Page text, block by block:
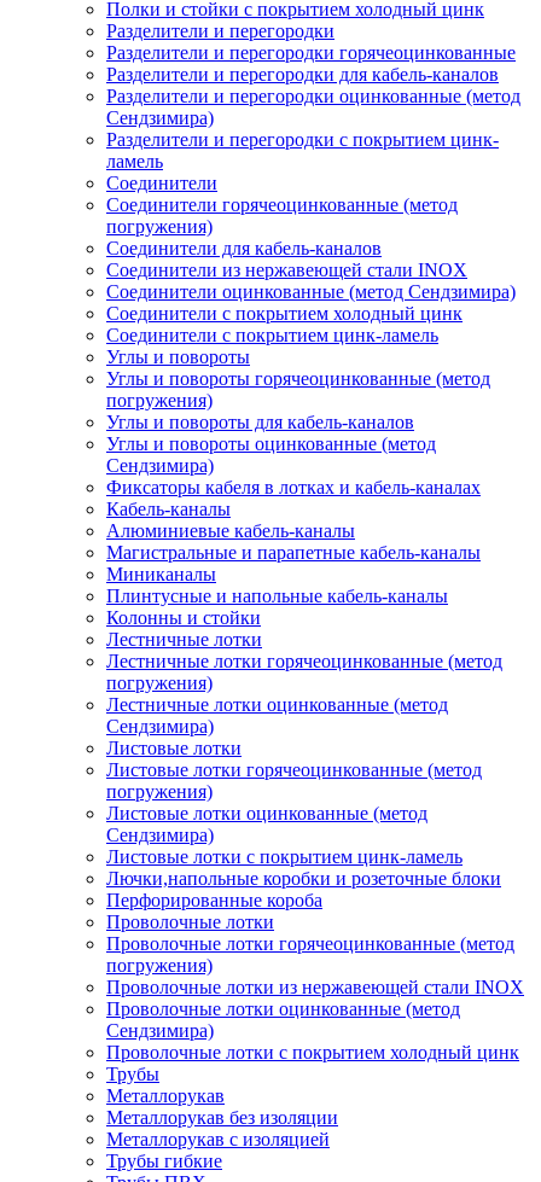
Полки и стойки с покрытием холодный цинк
Разделители и перегородки
Разделители и перегородки горячеоцинкованные
Разделители и перегородки для кабель-каналов
Разделители и перегородки оцинкованные (метод
Сендзимира)
Разделители и перегородки с покрытием цинк-
ламель
Соединители
Соединители горячеоцинкованные (метод
погружения)
Соединители для кабель-каналов
Соединители из нержавеющей стали INOX
Соединители оцинкованные (метод Сендзимира)
Соединители с покрытием холодный цинк
Соединители с покрытием цинк-ламель
Углы и повороты
Углы и повороты горячеоцинкованные (метод
погружения)
Углы и повороты для кабель-каналов
Углы и повороты оцинкованные (метод
Сендзимира)
Фиксаторы кабеля в лотках и кабель-каналах
Кабель-каналы
Алюминиевые кабель-каналы
Магистральные и парапетные кабель-каналы
Миниканалы
Плинтусные и напольные кабель-каналы
Колонны и стойки
Лестничные лотки
Лестничные лотки горячеоцинкованные (метод
погружения)
Лестничные лотки оцинкованные (метод
Сендзимира)
Листовые лотки
Листовые лотки горячеоцинкованные (метод
погружения)
Листовые лотки оцинкованные (метод
Сендзимира)
Листовые лотки с покрытием цинк-ламель
Лючки,напольные коробки и розеточные блоки
Перфорированные короба
Проволочные лотки
Проволочные лотки горячеоцинкованные (метод
погружения)
Проволочные лотки из нержавеющей стали INOX
Проволочные лотки оцинкованные (метод
Сендзимира)
Проволочные лотки с покрытием холодный цинк
Трубы
Металлорукав
Металлорукав без изоляции
Металлорукав с изоляцией
Трубы гибкие